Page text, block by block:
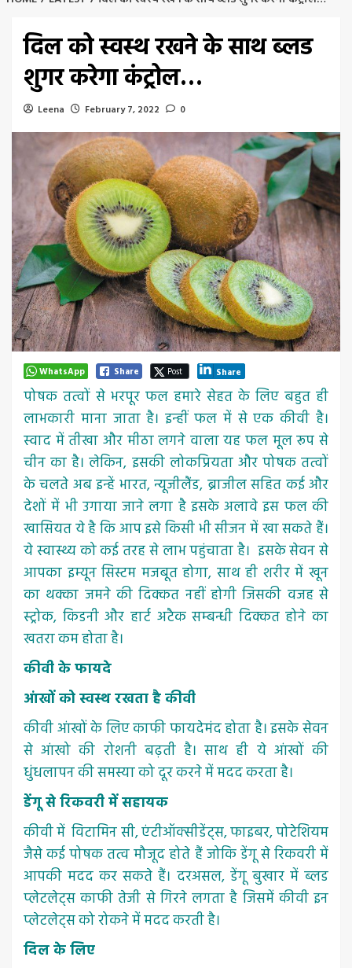
दिल को स्वस्थ रखने के साथ ब्लड
शुगर करेगा कंट्रोल…
Leena February 7, 2022 0
WhatsApp Share Post Share
पोषक तत्वों से भरपूर फल हमारे सेहत के लिए बहुत ही
लाभकारी माना जाता है। इन्हीं फल में से एक कीवी है।
स्वाद में तीखा और मीठा लगने वाला यह फल मूल रूप से
चीन का है। लेकिन, इसकी लोकप्रियता और पोषक तत्वों
के चलते अब इन्हें भारत, न्यूजीलैंड, ब्राजील सहित कई और
देशों में भी उगाया जाने लगा है इसके अलावे इस फल की
खासियत ये है कि आप इसे किसी भी सीजन में खा सकते हैं।
ये स्वास्थ्य को कई तरह से लाभ पहुंचाता है। इसके सेवन से
आपका इम्यून सिस्टम मजबूत होगा, साथ ही शरीर में खून
का थक्का जमने की दिक्कत नहीं होगी जिसकी वजह से
स्ट्रोक, किडनी और हार्ट अटैक सम्बन्धी दिक्कत होने का
खतरा कम होता है।
कीवी के फायदे
आंखों को स्वस्थ रखता है कीवी
कीवी आंखों के लिए काफी फायदेमंद होता है। इसके सेवन
से आंखो की रोशनी बढ़ती है। साथ ही ये आंखों की
धुंधलापन की समस्या को दूर करने में मदद करता है।
डेंगू से रिकवरी में सहायक
कीवी में विटामिन सी, एंटीऑक्सीडेंट्स, फाइबर, पोटेशियम
जैसे कई पोषक तत्व मौजूद होते हैं जोकि डेंगू से रिकवरी में
आपकी मदद कर सकते हैं। दरअसल, डेंगू बुखार में ब्लड
प्लेटलेट्स काफी तेजी से गिरने लगता है जिसमें कीवी इन
प्लेटलेट्स को रोकने में मदद करती है।
दिल के लिए